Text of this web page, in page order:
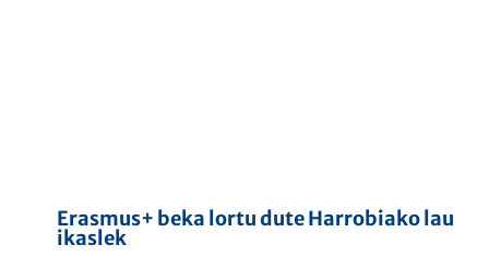
Erasmus+ beka lortu dute Harrobiako lau
ikaslek